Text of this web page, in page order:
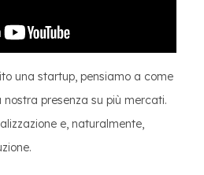
una startup, pensiamo a come
presenza su più mercati.
e, naturalmente,